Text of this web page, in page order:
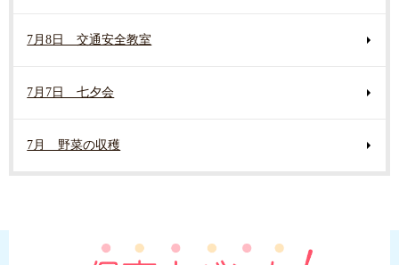
7月8日 交通安全教室
7月7日 七夕会
7月 野菜の収穫